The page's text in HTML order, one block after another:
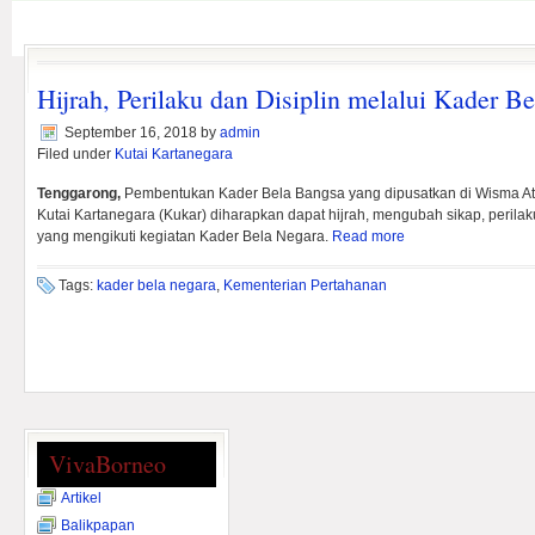
Hijrah, Perilaku dan Disiplin melalui Kader
September 16, 2018 by admin
Filed under Kutai Kartanegara
Tenggarong, Pembentukan Kader Bela Bangsa yang dipusatkan di Wisma
Kutai Kartanegara (Kukar) diharapkan dapat hijrah, mengubah sikap,
yang mengikuti kegiatan Kader Bela Negara. Read more
Tags: kader bela negara, Kementerian Pertahanan
VivaBorneo
Artikel
Balikpapan